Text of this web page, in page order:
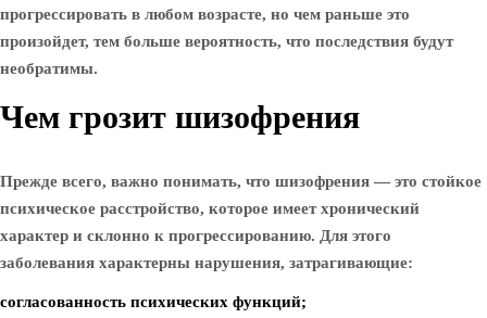
прогрессировать в любом возрасте, но чем раньше это
произойдет, тем больше вероятность, что последствия будут
необратимы.
Чем грозит шизофрения
Прежде всего, важно понимать, что шизофрения — это стойкое
психическое расстройство, которое имеет хронический
характер и склонно к прогрессированию. Для этого
заболевания характерны нарушения, затрагивающие:
согласованность психических функций;